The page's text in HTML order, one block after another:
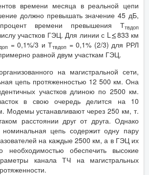
времени месяца в реальной цепи
должно превышать значение 45 дБ,
времени превышения Ттвдоп
участков ГЭЦ. Для линии с L
833 км
= 0,1%/3 и Ттвдоп = 0,1% (2/3) для РРЛ
равной двум участкам ГЭЦ.
на магистральной сети,
цепь протяженностью 12 500 км. Она
участков длиною по 2500 км.
в свою очередь делится на 10
Модемы устанавливают через 250 км, т.
расстоянии друг от друга. Однако
номинальная цепь содержит одну пару
на каждые 2500 км, а в ГЭЦ их
необходимостью обеспечить высокие
канала ТЧ на магистральных